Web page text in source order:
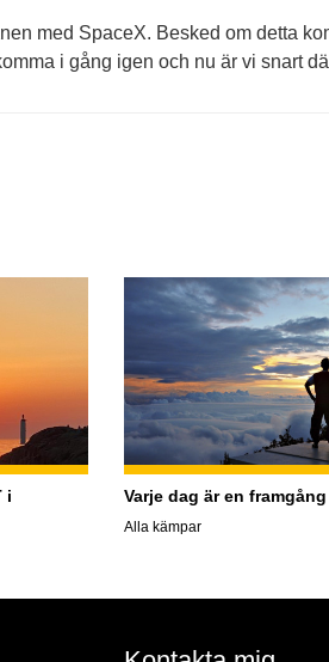
med SpaceX. Besked om detta
i gång igen och nu är vi snart
i
Varje dag är en framgång
Alla kämpar